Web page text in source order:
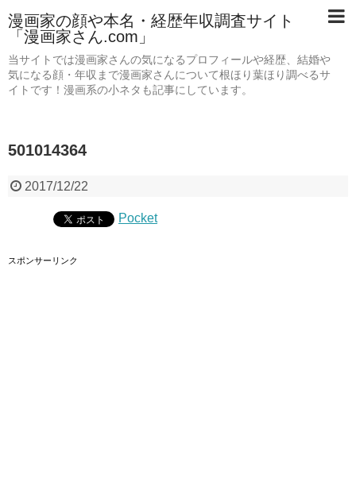
漫画家の顔や本名・経歴年収調査サイト
「漫画家さん.com」
当サイトでは漫画家さんの気になるプロフィールや経歴、結婚や
気になる顔・年収まで漫画家さんについて根ほり葉ほり調べるサ
イトです！漫画系の小ネタも記事にしています。
501014364
2017/12/22
Pocket
スポンサーリンク